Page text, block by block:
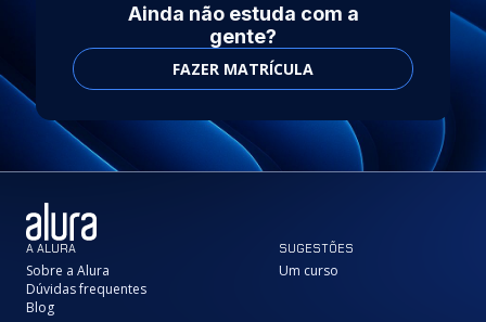
Ainda não estuda com a
gente?
FAZER MATRÍCULA
A ALURA
Sobre a Alura
Dúvidas frequentes
Blog
SUGESTÕES
Um curso